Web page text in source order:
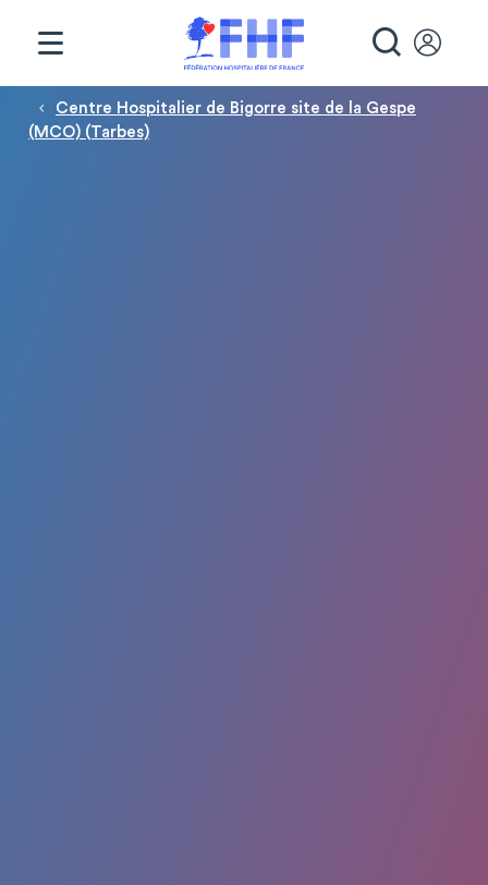
Fil d'Ariane
Centre Hospitalier de Bigorre site de la Gespe
(MCO) (Tarbes)
Panneau de gestion des cookies